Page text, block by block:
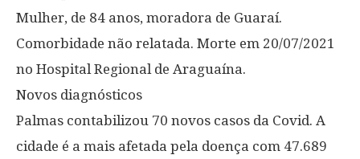
Mulher, de 84 anos, moradora de Guaraí.
Comorbidade não relatada. Morte em 20/07/2021
no Hospital Regional de Araguaína.
Novos diagnósticos
Palmas contabilizou 70 novos casos da Covid. A
cidade é a mais afetada pela doença com 47.689